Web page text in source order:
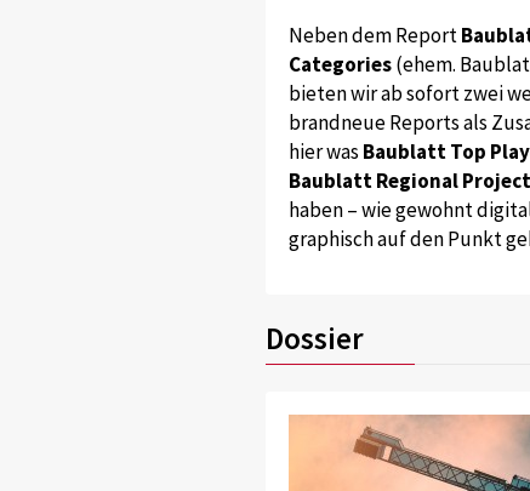
Neben dem Report
Categories(ehem.
bieten wir ab sofort zwei
brandneue Reports als
hier was Baublatt Top
Baublatt Regional
haben – wie gewohnt
graphisch auf den Punkt
Dossier